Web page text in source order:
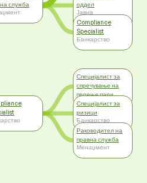
служба
оддел
Јавна
администрација,
Самоуправа
Compliance
Specialist
Банкарство
Специјалист за
спречување на
перење пари
Банкарство
Специјалист за
ризици
Банкарство
Раководител на
правна служба
Менаџмент